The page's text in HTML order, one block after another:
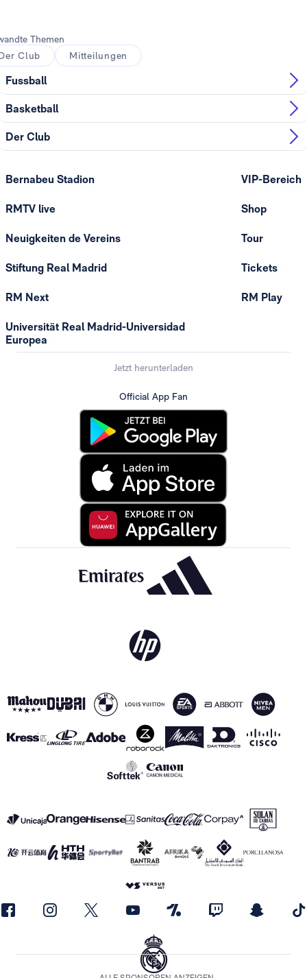
Themen
Club
Mitteilungen
Fussball
Basketball
Der Club
Bernabeu Stadion
RMTV live
Neuigkeiten de Vereins
Stiftung Real Madrid
RM Next
Universität Real Madrid-Universidad
Europea
VIP-Bereich
Shop
Tour
Tickets
RM Play
Jetzt herunterladen
Official App Fan